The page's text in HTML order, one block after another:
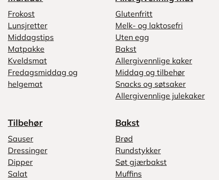
Frokost
Lunsjretter
Middagstips
Matpakke
Kveldsmat
Fredagsmiddag og
helgemat
Glutenfritt
Melk- og laktosefri
Uten egg
Bakst
Allergivennlige kaker
Middag og tilbehør
Snacks og søtsaker
Allergivennlige julekaker
Tilbehør
Sauser
Dressinger
Dipper
Salat
Bakst
Brød
Rundstykker
Søt gjærbakst
Muffins